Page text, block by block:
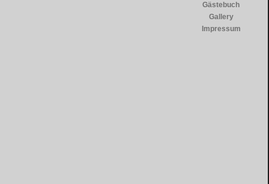
Gästebuch
Gallery
Impressum